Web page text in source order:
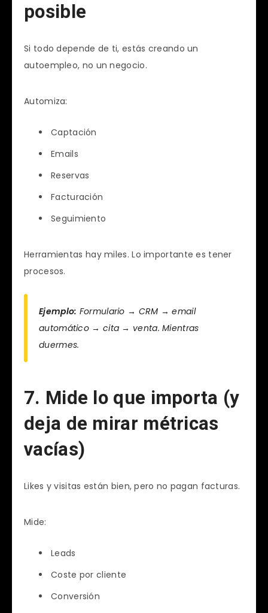
posible
Si todo depende de ti, estás creando un
autoempleo, no un negocio.
Automiza:
Captación
Emails
Reservas
Facturación
Seguimiento
Herramientas hay miles. Lo importante es tener
procesos.
Ejemplo: Formulario → CRM → email
automático → cita → venta. Mientras
duermes.
7. Mide lo que importa (y
deja de mirar métricas
vacías)
Likes y visitas están bien, pero no pagan facturas.
Mide:
Leads
Coste por cliente
Conversión